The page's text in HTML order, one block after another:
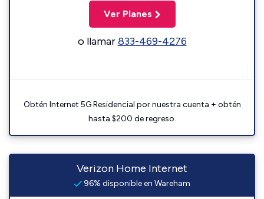
Ver Planes
o llamar833-469-4276
Obtén Internet 5G Residencial por nuestra cuenta + obtén
hasta $200 de regreso.
Verizon Home Internet
96% disponible en Wareham